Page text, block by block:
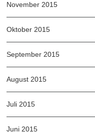
November 2015
Oktober 2015
September 2015
August 2015
Juli 2015
Juni 2015